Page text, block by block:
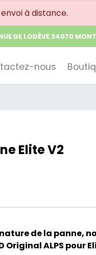
à distance.
DE LODÈVE 34070
nous
Elite V2
de la panne,
Original ALPS pour